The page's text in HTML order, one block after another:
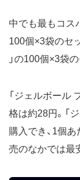
中でも最もコス
100個×3袋のセッ
」の100個×3袋
「ジェルボール
格は約28円。「
購入でき、1個
売のなかでは最